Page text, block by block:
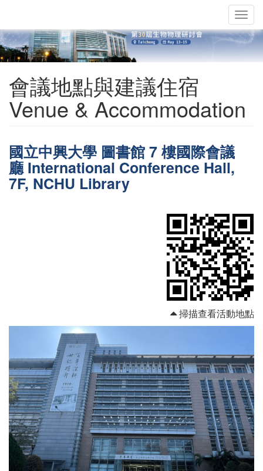
會議地點與建議住宿
Venue & Accommodation
國立中興大學 圖書館 7 樓國際會議
廳 International Conference Hall,
7F, NCHU Library
掃描查看活動地點